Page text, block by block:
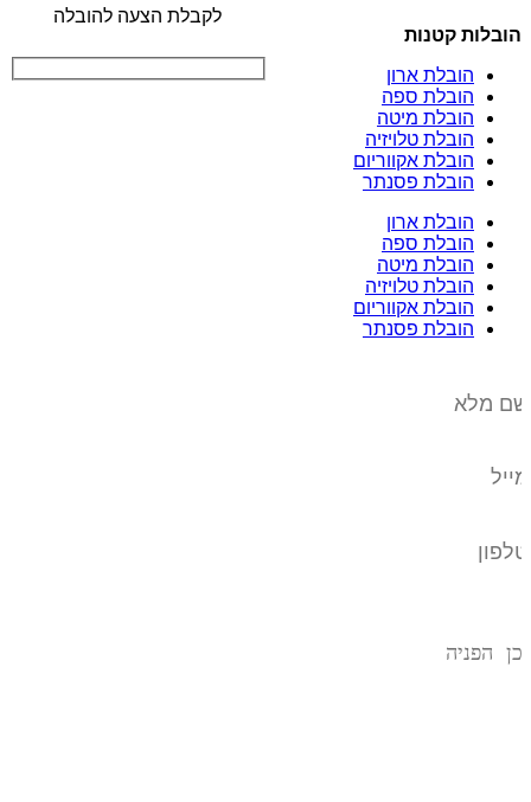
הובלות קטנות
הובלת ארון
הובלת ספה
הובלת מיטה
הובלת טלויזיה
הובלת אקווריום
הובלת פסנתר
הובלת ארון
הובלת ספה
הובלת מיטה
הובלת טלויזיה
הובלת אקווריום
הובלת פסנתר
לקבלת הצעה להובלה